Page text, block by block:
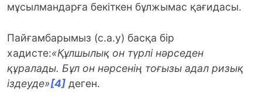
мұсылмандарға бекіткен бұлжымас қағидасы.
Пайғамбарымыз (с.а.у) басқа бір
хадисте:«Құлшылық он түрлі нәрседен
құралады. Бұл он нәрсенің тоғызы адал ризық
іздеуде»[4] деген.